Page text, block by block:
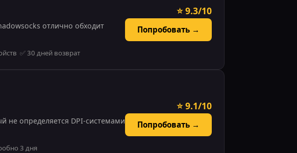
отлично обходит
✅ 30 дней возврат
⭐ 9.3/10
Попробовать →
не определяется DPI-системами
3 дня
⭐ 9.1/10
Попробовать →